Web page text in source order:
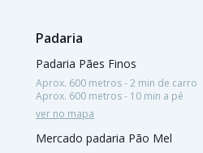
Padaria
Padaria Pães Finos
Aprox. 600 metros - 2 min de carro
Aprox. 600 metros - 10 min a pé
ver no mapa
Mercado padaria Pão Mel